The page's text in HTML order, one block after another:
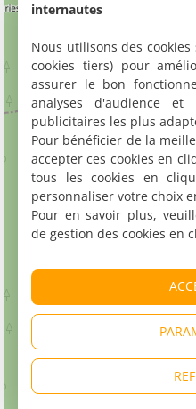
internautes
Nous utilisons des
cookies tiers) pour
assurer le bon
analyses d'audience
publicitaires les plus
Pour bénéficier de la
accepter ces cookies en
tous les cookies en
personnaliser votre choix
Pour en savoir plus,
de gestion des cookies en